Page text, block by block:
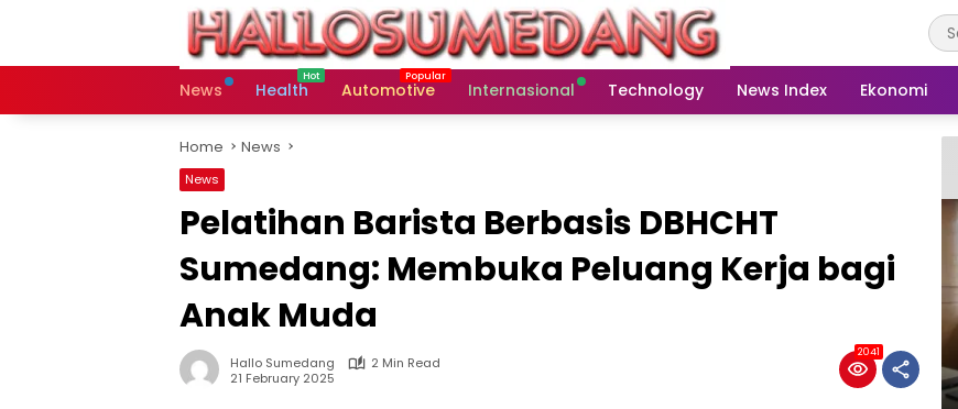
News
Health Automotive Internasional Technology News Index Ekonomi
Home News
News
Pelatihan Barista Berbasis DBHCHT
Sumedang: Membuka Peluang Kerja bagi
Anak Muda
Hallo Sumedang
2 Min Read
21 February 2025
2041